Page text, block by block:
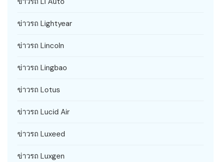
ข่าวรถ Lightyear
ข่าวรถ Lincoln
ข่าวรถ Lingbao
ข่าวรถ Lotus
ข่าวรถ Lucid Air
ข่าวรถ Luxeed
ข่าวรถ Luxgen